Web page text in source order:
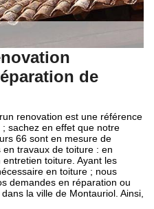
de
renovation est une référence
sachez en effet que notre
66 sont en mesure de
travaux de toiture : en
toiture. Ayant les
en toiture ; nous
demandes en réparation ou
la ville de Montauriol. Ainsi,